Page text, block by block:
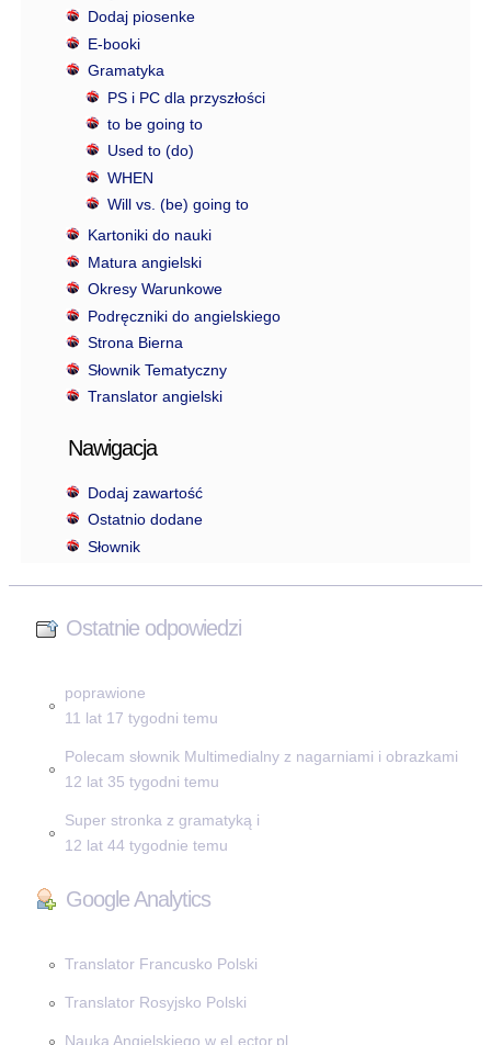
Dodaj piosenke
E-booki
Gramatyka
PS i PC dla przyszłości
to be going to
Used to (do)
WHEN
Will vs. (be) going to
Kartoniki do nauki
Matura angielski
Okresy Warunkowe
Podręczniki do angielskiego
Strona Bierna
Słownik Tematyczny
Translator angielski
Nawigacja
Dodaj zawartość
Ostatnio dodane
Słownik
Ostatnie odpowiedzi
poprawione
11 lat 17 tygodni temu
Polecam słownik Multimedialny z nagarniami i obrazkami
12 lat 35 tygodni temu
Super stronka z gramatyką i
12 lat 44 tygodnie temu
Google Analytics
Translator Francusko Polski
Translator Rosyjsko Polski
Nauka Angielskiego w eLector.pl